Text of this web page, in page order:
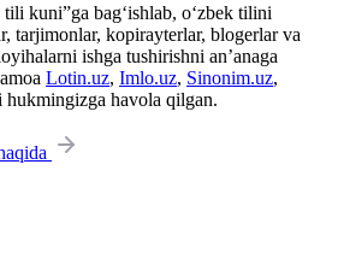
kuni”ga bag‘ishlab, o‘zbek tilini
tarjimonlar, kopirayterlar, blogerlar va
ishga tushirishni an’anaga
Lotin.uz, Imlo.uz, Sinonim.uz,
havola qilgan.